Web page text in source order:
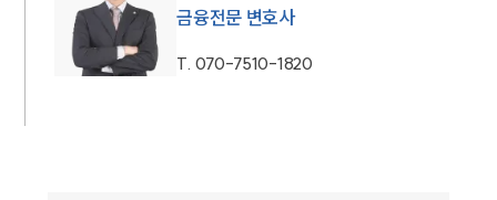
금융전문 변호사
T. 070-7510-1820